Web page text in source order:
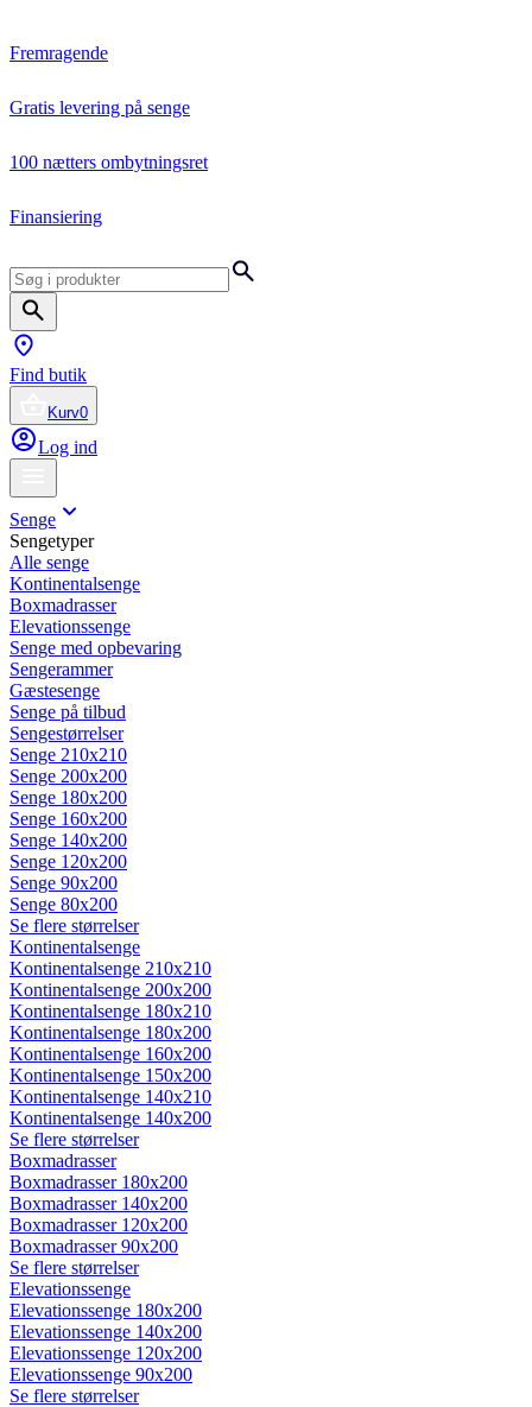
Fremragende
Gratis levering på senge
100 nætters ombytningsret
Finansiering
Find butik
Kurv0
Log ind
Senge
Sengetyper
Alle senge
Kontinentalsenge
Boxmadrasser
Elevationssenge
Senge med opbevaring
Sengerammer
Gæstesenge
Senge på tilbud
Sengestørrelser
Senge 210x210
Senge 200x200
Senge 180x200
Senge 160x200
Senge 140x200
Senge 120x200
Senge 90x200
Senge 80x200
Se flere størrelser
Kontinentalsenge
Kontinentalsenge 210x210
Kontinentalsenge 200x200
Kontinentalsenge 180x210
Kontinentalsenge 180x200
Kontinentalsenge 160x200
Kontinentalsenge 150x200
Kontinentalsenge 140x210
Kontinentalsenge 140x200
Se flere størrelser
Boxmadrasser
Boxmadrasser 180x200
Boxmadrasser 140x200
Boxmadrasser 120x200
Boxmadrasser 90x200
Se flere størrelser
Elevationssenge
Elevationssenge 180x200
Elevationssenge 140x200
Elevationssenge 120x200
Elevationssenge 90x200
Se flere størrelser